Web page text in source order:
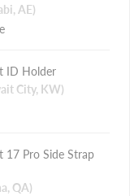
AE)
ID Holder
City, KW)
17 Pro Side Strap
QA)